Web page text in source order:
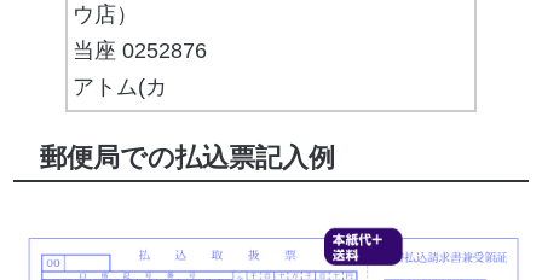
ウ店）
当座 0252876
アトム(カ
郵便局での払込票記入例